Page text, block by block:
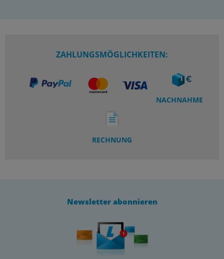
ZAHLUNGSMÖGLICHKEITEN:
NACHNAHME
RECHNUNG
Newsletter abonnieren